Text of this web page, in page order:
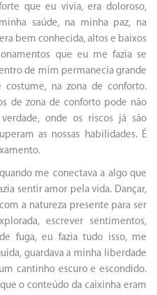
que eu vivia, era doloroso,
saúde, na minha paz, na
bem conhecida, altos e baixos
que eu me fazia se
de mim permanecia grande
na zona de conforto.
de zona de conforto pode não
onde os riscos já são
as nossas habilidades. É
me conectava a algo que
sentir amor pela vida. Dançar,
a natureza presente para ser
escrever sentimentos,
fuga, eu fazia tudo isso, me
guardava a minha liberdade
cantinho escuro e escondido.
o conteúdo da caixinha eram